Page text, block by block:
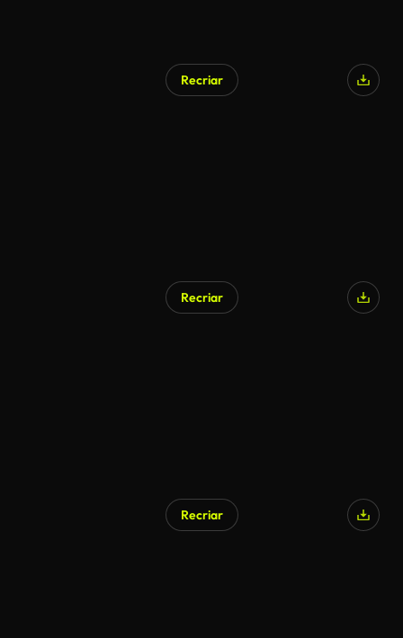
Recriar
Recriar
Recriar